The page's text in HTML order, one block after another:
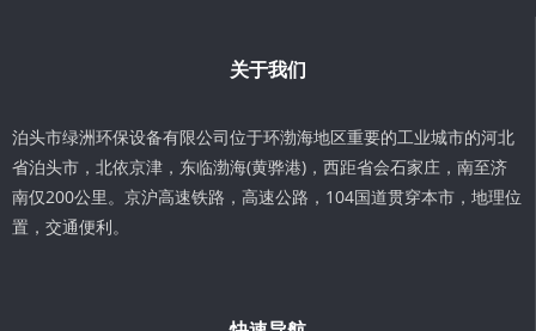
关于我们
泊头市绿洲环保设备有限公司位于环渤海地区重要的工业城市的河北
省泊头市，北依京津，东临渤海(黄骅港)，西距省会石家庄，南至济
南仅200公里。京沪高速铁路，高速公路，104国道贯穿本市，地理位
置，交通便利。